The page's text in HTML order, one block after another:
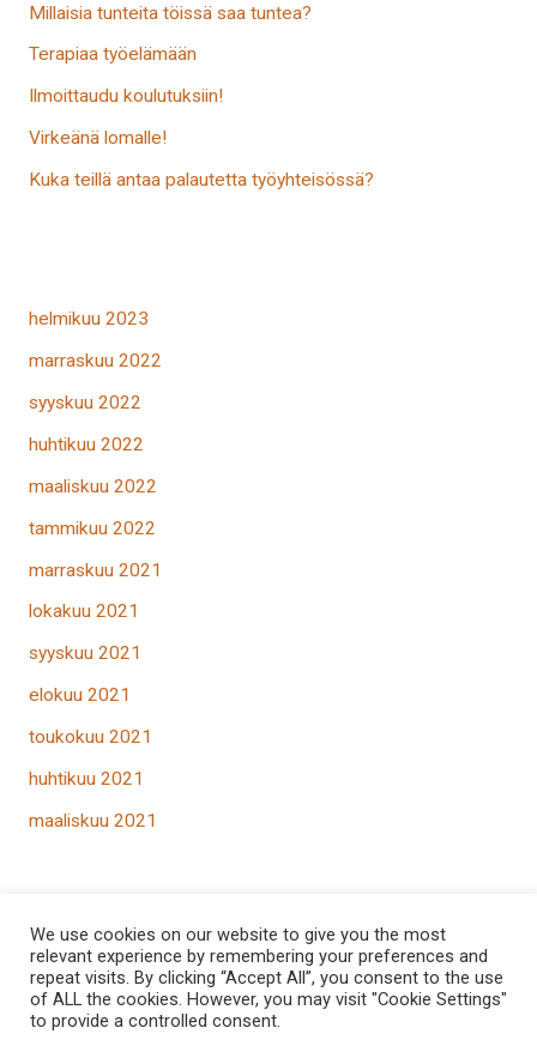
Millaisia tunteita töissä saa tuntea?
Terapiaa työelämään
Ilmoittaudu koulutuksiin!
Virkeänä lomalle!
Kuka teillä antaa palautetta työyhteisössä?
helmikuu 2023
marraskuu 2022
syyskuu 2022
huhtikuu 2022
maaliskuu 2022
tammikuu 2022
marraskuu 2021
lokakuu 2021
syyskuu 2021
elokuu 2021
toukokuu 2021
huhtikuu 2021
maaliskuu 2021
Copyright © 2026TaitoSatama
We use cookies on our website to give you the most
relevant experience by remembering your preferences and
repeat visits. By clicking “Accept All”, you consent to the use
of ALL the cookies. However, you may visit "Cookie Settings"
to provide a controlled consent.